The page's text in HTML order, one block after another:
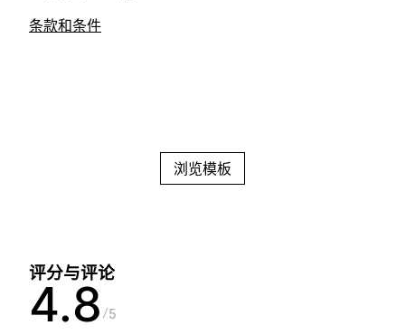
条款和条件
浏览模板
评分与评论
4.8 5